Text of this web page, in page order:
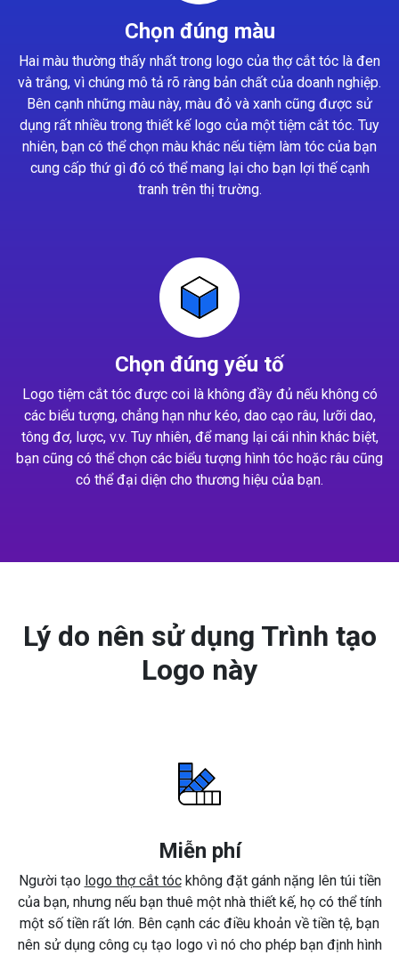
Chọn đúng màu
Hai màu thường thấy nhất trong logo của thợ cắt tóc là đen
và trắng, vì chúng mô tả rõ ràng bản chất của doanh nghiệp.
Bên cạnh những màu này, màu đỏ và xanh cũng được sử
dụng rất nhiều trong thiết kế logo của một tiệm cắt tóc. Tuy
nhiên, bạn có thể chọn màu khác nếu tiệm làm tóc của bạn
cung cấp thứ gì đó có thể mang lại cho bạn lợi thế cạnh
tranh trên thị trường.
Chọn đúng yếu tố
Logo tiệm cắt tóc được coi là không đầy đủ nếu không có
các biểu tượng, chẳng hạn như kéo, dao cạo râu, lưỡi dao,
tông đơ, lược, v.v. Tuy nhiên, để mang lại cái nhìn khác biệt,
bạn cũng có thể chọn các biểu tượng hình tóc hoặc râu cũng
có thể đại diện cho thương hiệu của bạn.
Lý do nên sử dụng Trình tạo
Logo này
Miễn phí
Người tạo logo thợ cắt tóckhông đặt gánh nặng lên túi tiền
của bạn, nhưng nếu bạn thuê một nhà thiết kế, họ có thể tính
một số tiền rất lớn. Bên cạnh các điều khoản về tiền tệ, bạn
nên sử dụng công cụ tạo logo vì nó cho phép bạn định hình